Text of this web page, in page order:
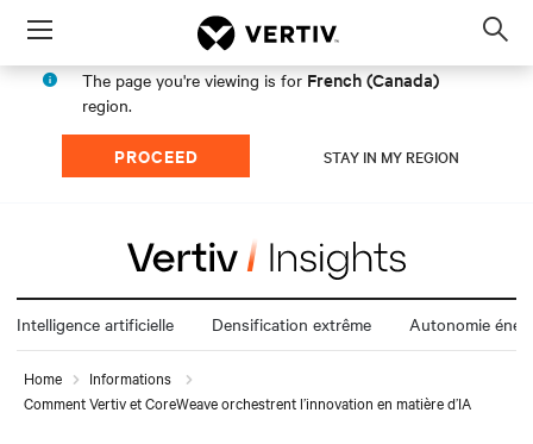
Menu
The page you're viewing is for French (Canada)
region.
PROCEED STAY IN MY REGION
Intelligence artificielle Densification extrême Autonomie
Home
Informations
Comment Vertiv et CoreWeave orchestrent l’innovation en matière d’IA